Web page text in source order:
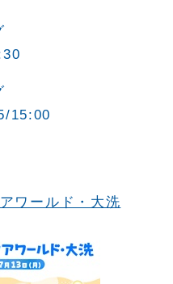
15:00
ワールド・大洗